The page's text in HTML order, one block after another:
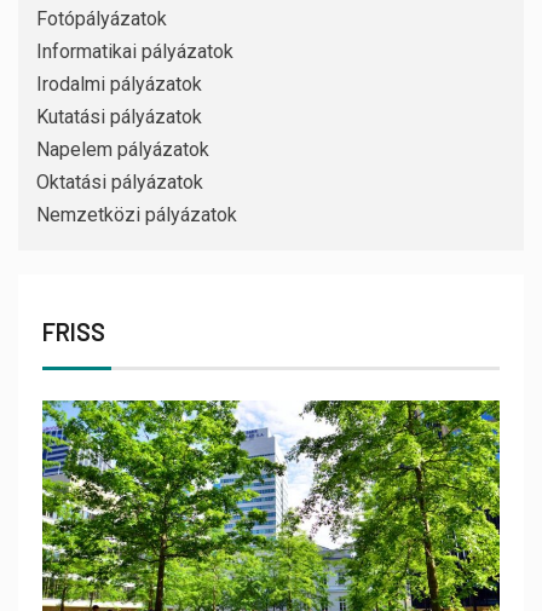
Fotópályázatok
Informatikai pályázatok
Irodalmi pályázatok
Kutatási pályázatok
Napelem pályázatok
Oktatási pályázatok
Nemzetközi pályázatok
FRISS